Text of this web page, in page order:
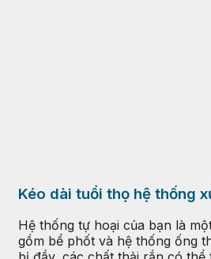
Kéo dài tuổi thọ hệ thống
Hệ thống tự hoại của bạn là
gồm bể phốt và hệ thống ống